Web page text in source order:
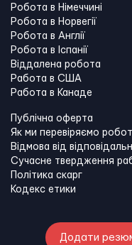
Робота в Німеччині
Робота в Норвегії
Робота в Англії
Робота в Іспанії
Віддалена робота
Работа в США
Работа в Канадe
Публічна оферта
Як ми перевіряємо
Відмова від
Сучасне твердження
Політика скарг
Кодекс етики
Додати